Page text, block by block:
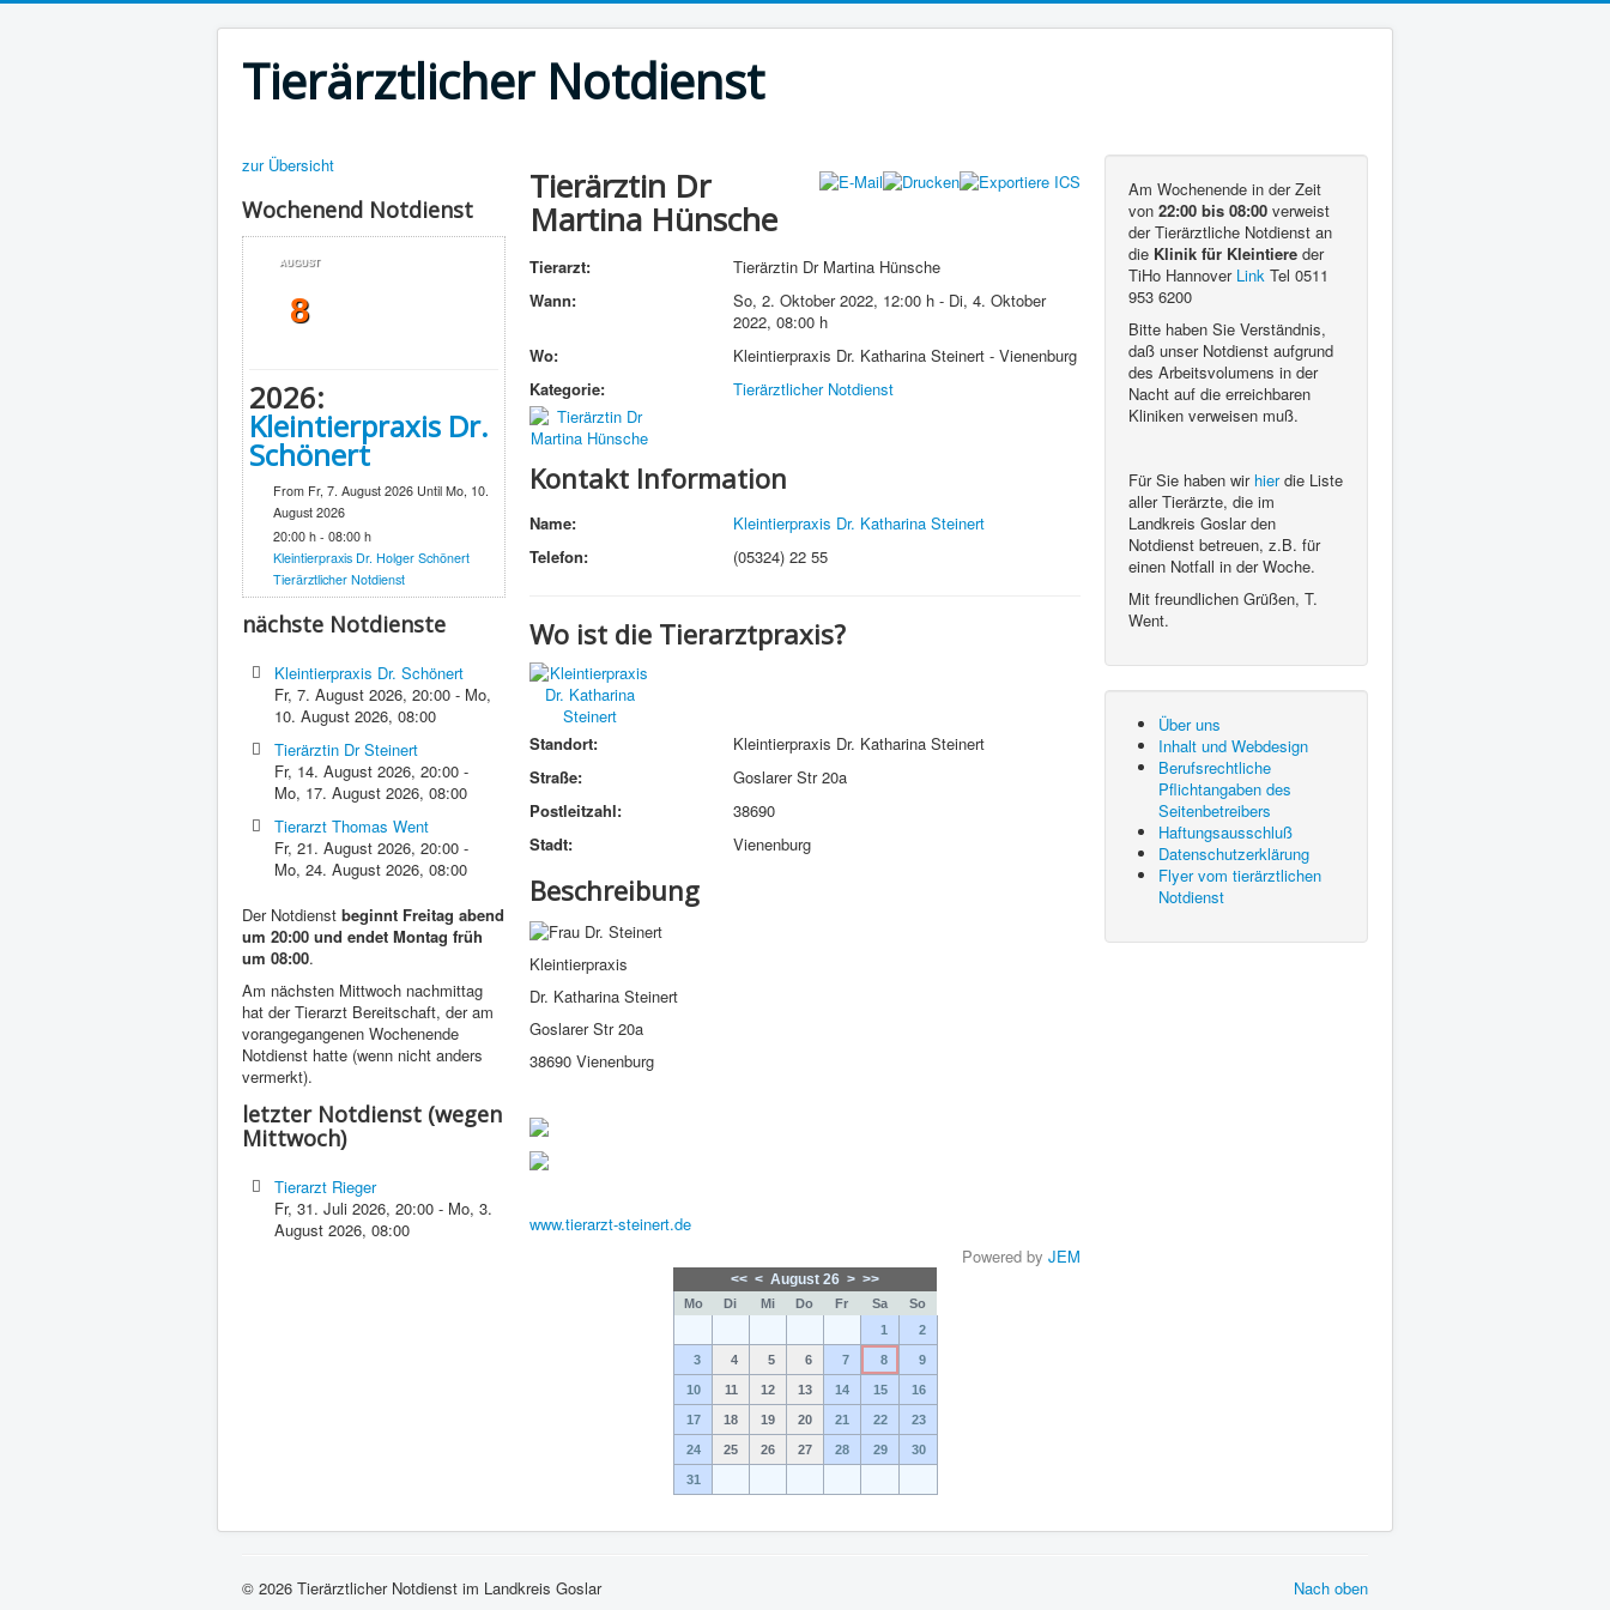
Tierärztlicher Notdienst
zur Übersicht
Wochenend Notdienst
AUGUST
8
2026:
Kleintierpraxis Dr.
Schönert
From Fr, 7. August 2026 Until Mo, 10.
August 2026
20:00 h - 08:00 h
Kleintierpraxis Dr. Holger Schönert
Tierärztlicher Notdienst
nächste Notdienste
Kleintierpraxis Dr. Schönert
Fr, 7. August 2026,20:00 - Mo,
10. August 2026,08:00
Tierärztin Dr Steinert
Fr, 14. August 2026,20:00 -
Mo, 17. August 2026,08:00
Tierarzt Thomas Went
Fr, 21. August 2026,20:00 -
Mo, 24. August 2026,08:00
Der Notdienst beginnt Freitag abend
um 20:00 und endet Montag früh
um 08:00.
Am nächsten Mittwoch nachmittag
hat der Tierarzt Bereitschaft, der am
vorangegangenen Wochenende
Notdienst hatte (wenn nicht anders
vermerkt).
letzter Notdienst (wegen
Mittwoch)
Tierarzt Rieger
Fr, 31. Juli 2026,20:00 - Mo, 3.
August 2026,08:00
Tierärztin Dr
Martina Hünsche
Tierarzt:
Tierärztin Dr Martina Hünsche
Wann:
So, 2. Oktober 2022, 12:00 h - Di, 4. Oktober
2022, 08:00 h
Wo:
Kleintierpraxis Dr. Katharina Steinert - Vienenburg
Kategorie:
Tierärztlicher Notdienst
Kontakt Information
Name:
Kleintierpraxis Dr. Katharina Steinert
Telefon:
(05324) 22 55
Wo ist die Tierarztpraxis?
Standort:
Kleintierpraxis Dr. Katharina Steinert
Straße:
Goslarer Str 20a
Postleitzahl:
38690
Stadt:
Vienenburg
Beschreibung
Kleintierpraxis
Dr. Katharina Steinert
Goslarer Str 20a
38690 Vienenburg
www.tierarzt-steinert.de
Powered by JEM
<< < August 26 > >>
Mo Di Mi Do Fr Sa
So
1
2
3 4 5 6 7 8 9
10 11 12 13 14 15 16
17 18 19 20 21 22 23
24 25 26 27 28 29 30
31
Am Wochenende in der Zeit
von 22:00 bis 08:00 verweist
der Tierärztliche Notdienst an
die Klinik für Kleintiere der
TiHo Hannover Link Tel 0511
953 6200
Bitte haben Sie Verständnis,
daß unser Notdienst aufgrund
des Arbeitsvolumens in der
Nacht auf die erreichbaren
Kliniken verweisen muß.
Für Sie haben wir hierdie Liste
aller Tierärzte, die im
Landkreis Goslar den
Notdienst betreuen, z.B. für
einen Notfall in der Woche.
Mit freundlichen Grüßen, T.
Went.
Über uns
Inhalt und Webdesign
Berufsrechtliche
Pflichtangaben des
Seitenbetreibers
Haftungsausschluß
Datenschutzerklärung
Flyer vom tierärztlichen
Notdienst
Nach oben
© 2026 Tierärztlicher Notdienst im Landkreis Goslar